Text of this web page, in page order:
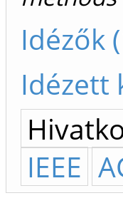
Idézők
Idézett
IEEE